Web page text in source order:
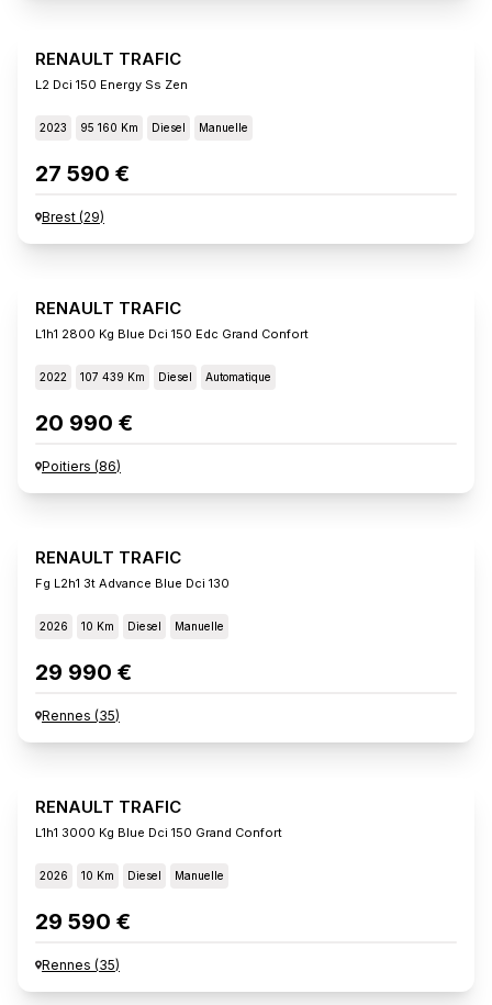
RENAULT TRAFIC
L2 Dci 150 Energy Ss Zen
2023 95 160 Km Diesel Manuelle
27 590 €
Brest (29)
RENAULT TRAFIC
L1h1 2800 Kg Blue Dci 150 Edc Grand Confort
2022 107 439 Km Diesel Automatique
20 990 €
Poitiers (86)
RENAULT TRAFIC
Fg L2h1 3t Advance Blue Dci 130
2026 10 Km Diesel Manuelle
29 990 €
Rennes (35)
RENAULT TRAFIC
L1h1 3000 Kg Blue Dci 150 Grand Confort
2026 10 Km Diesel Manuelle
29 590 €
Rennes (35)